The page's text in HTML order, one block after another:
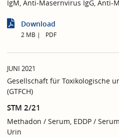
IgM, Anti-Masernvirus IgG, Anti-
Download
2 MB PDF
JUNI 2021
Gesellschaft für Toxikologische
(GTFCH)
STM 2/21
Methadon / Serum, EDDP /
Urin